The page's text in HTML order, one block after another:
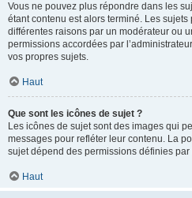
Vous ne pouvez plus répondre dans les
étant contenu est alors terminé. Les
différentes raisons par un modérateur ou
permissions accordées par
vos propres sujets.
Haut
Que sont les icônes de sujet ?
Les icônes de sujet sont des images qui
messages pour refléter leur contenu. La
sujet dépend des permissions définies par
Haut